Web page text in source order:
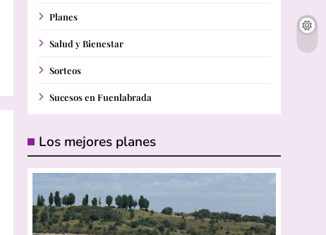
Planes
Salud y Bienestar
Sorteos
Sucesos en Fuenlabrada
Los mejores planes